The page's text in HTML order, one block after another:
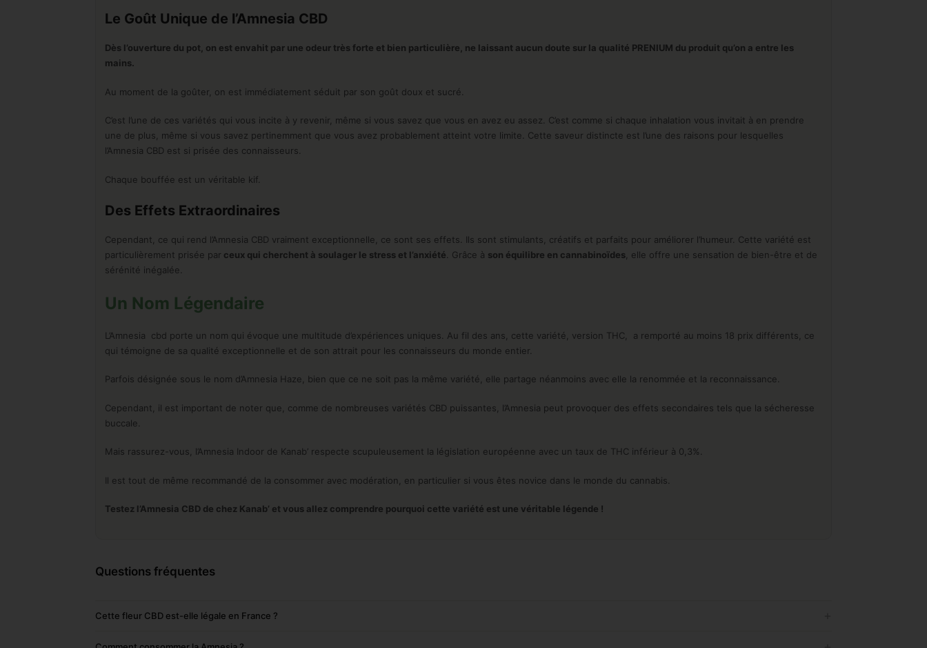
Le Goût Unique de l’Amnesia CBD
Dès l’ouverture du pot, on est envahit par une odeur très forte et bien particulière, ne laissant aucun doute sur la qualité PRENIUM du produit qu’on a entre les
mains.
Au moment de la goûter, on est immédiatement séduit par son goût doux et sucré.
C’est l’une de ces variétés qui vous incite à y revenir, même si vous savez que vous en avez eu assez. C’est comme si chaque inhalation vous invitait à en prendre
une de plus, même si vous savez pertinemment que vous avez probablement atteint votre limite. Cette saveur distincte est l’une des raisons pour lesquelles
l’Amnesia CBD est si prisée des connaisseurs.
Chaque bouffée est un véritable kif.
Des Effets Extraordinaires
Cependant, ce qui rend l’Amnesia CBD vraiment exceptionnelle, ce sont ses effets. Ils sont stimulants, créatifs et parfaits pour améliorer l’humeur. Cette variété est
particulièrement prisée par ceux qui cherchent à soulager le stress et l’anxiété . Grâce à son équilibre en cannabinoïdes, elle offre une sensation de bien-être et de
sérénité inégalée.
Un Nom Légendaire
L’Amnesia cbd porte un nom qui évoque une multitude d’expériences uniques. Au fil des ans, cette variété, version THC, a remporté au moins 18 prix différents, ce
qui témoigne de sa qualité exceptionnelle et de son attrait pour les connaisseurs du monde entier.
Parfois désignée sous le nom d’Amnesia Haze, bien que ce ne soit pas la même variété, elle partage néanmoins avec elle la renommée et la reconnaissance.
Cependant, il est important de noter que, comme de nombreuses variétés CBD puissantes, l’Amnesia peut provoquer des effets secondaires tels que la sécheresse
buccale.
Mais rassurez-vous, l’Amnesia Indoor de Kanab’ respecte scupuleusement la législation européenne avec un taux de THC inférieur à 0,3%.
Il est tout de même recommandé de la consommer avec modération, en particulier si vous êtes novice dans le monde du cannabis.
Testez l’Amnesia CBD de chez Kanab’ et vous allez comprendre pourquoi cette variété est une véritable légende !
Questions fréquentes
Cette fleur CBD est-elle légale en France ?